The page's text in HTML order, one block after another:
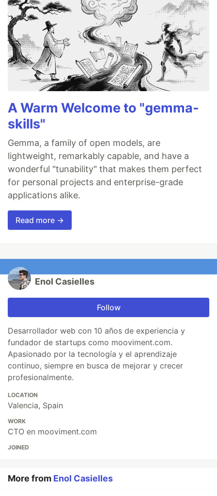
A Warm Welcome to "gemma-
skills"
Gemma, a family of open models, are
lightweight, remarkably capable, and have a
wonderful "tunability" that makes them perfect
for personal projects and enterprise-grade
applications alike.
Read more →
Enol Casielles
Follow
Desarrollador web con 10 años de experiencia y
fundador de startups como mooviment.com.
Apasionado por la tecnología y el aprendizaje
continuo, siempre en busca de mejorar y crecer
profesionalmente.
LOCATION
Valencia, Spain
WORK
CTO en mooviment.com
JOINED
More from Enol Casielles